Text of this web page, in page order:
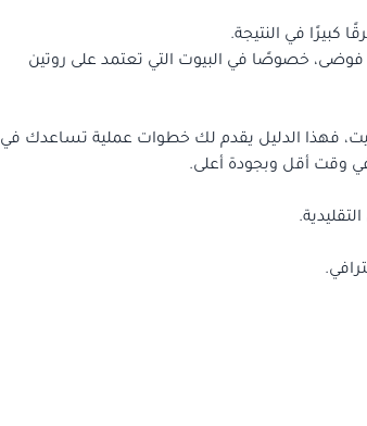
كبيرًا في النتيجة.
فوضى، خصوصًا في البيوت التي تعتمد على روتين
فهذا الدليل يقدم لك خطوات عملية تساعدك في
وقت أقل وبجودة أعلى.